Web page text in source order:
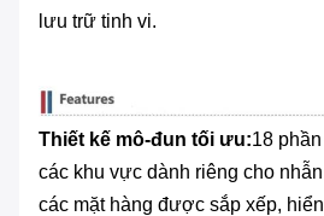
lưu trữ tinh vi.
Thiết kế mô-đun tối ưu:18
các khu vực dành riêng cho
các mặt hàng được sắp xếp,